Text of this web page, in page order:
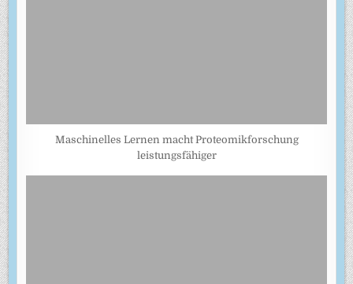
Maschinelles Lernen macht Proteomikforschung
leistungsfähiger